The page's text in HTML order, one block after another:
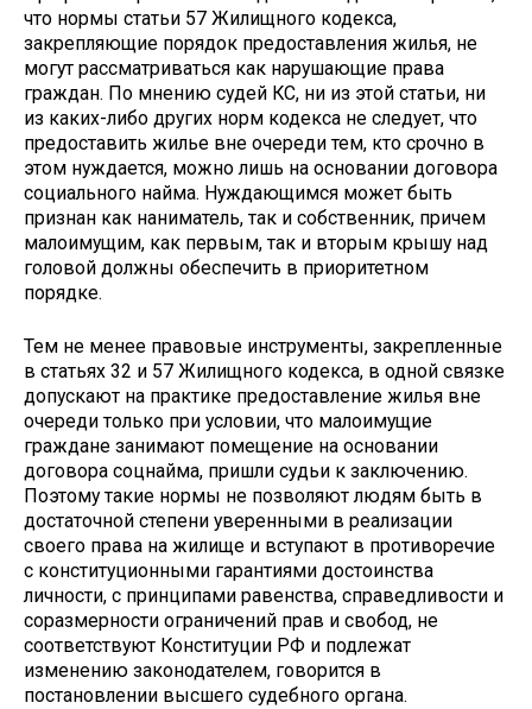
что нормы статьи 57 Жилищного кодекса,
закрепляющие порядок предоставления жилья, не
могут рассматриваться как нарушающие права
граждан. По мнению судей КС, ни из этой статьи, ни
из каких-либо других норм кодекса не следует, что
предоставить жилье вне очереди тем, кто срочно в
этом нуждается, можно лишь на основании договора
социального найма. Нуждающимся может быть
признан как наниматель, так и собственник, причем
малоимущим, как первым, так и вторым крышу над
головой должны обеспечить в приоритетном
порядке.
Тем не менее правовые инструменты, закрепленные
в статьях 32 и 57 Жилищного кодекса, в одной связке
допускают на практике предоставление жилья вне
очереди только при условии, что малоимущие
граждане занимают помещение на основании
договора соцнайма, пришли судьи к заключению.
Поэтому такие нормы не позволяют людям быть в
достаточной степени уверенными в реализации
своего права на жилище и вступают в противоречие
с конституционными гарантиями достоинства
личности, с принципами равенства, справедливости и
соразмерности ограничений прав и свобод, не
соответствуют Конституции РФ и подлежат
изменению законодателем, говорится в
постановлении высшего судебного органа.